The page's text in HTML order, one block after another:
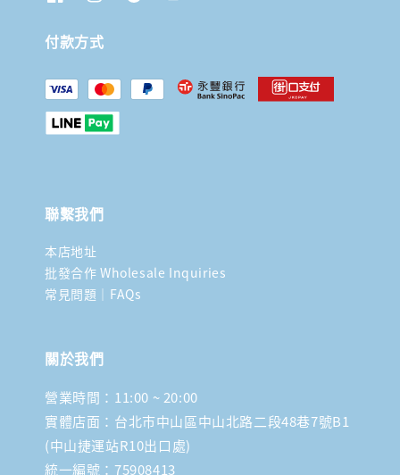
付款方式
聯繫我們
本店地址
批發合作 Wholesale Inquiries
常見問題｜FAQs
關於我們
營業時間：11:00 ~ 20:00
實體店面：台北市中山區中山北路二段48巷7號B1
(中山捷運站R10出口處)
統一編號：75908413